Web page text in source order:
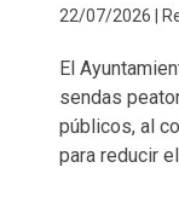
22/07/2026 |
El
sendas
públicos, al
para reducir